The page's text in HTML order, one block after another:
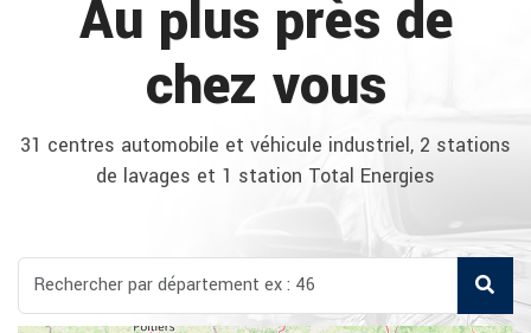
Au plus près de
chez vous
31 centres automobile et véhicule industriel, 2 stations
de lavages et 1 station Total Energies